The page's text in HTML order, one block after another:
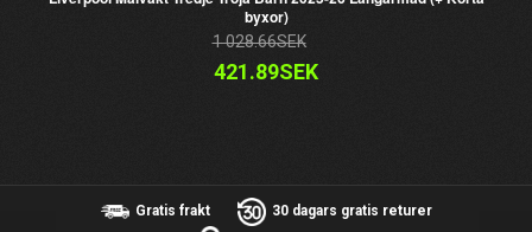
byxor)
1 028.66SEK
421.89SEK
Gratis frakt
30 dagars gratis returer